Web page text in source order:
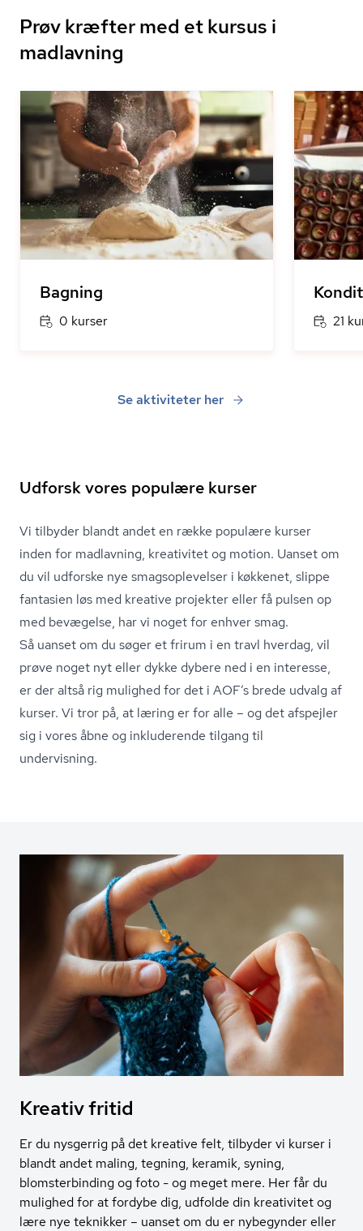
Prøv kræfter med et kursus i
madlavning
Bagning
0 kurser 21
Se aktiviteter her
Udforsk vores populære kurser
Vi tilbyder blandt andet en række populære kurser
inden for madlavning, kreativitet og motion. Uanset om
du vil udforske nye smags­op­le­vel­ser i køkkenet, slippe
fantasien løs med kreative projekter eller få pulsen op
med bevægelse, har vi noget for enhver smag.
Så uanset om du søger et frirum i en travl hverdag, vil
prøve noget nyt eller dykke dybere ned i en interesse,
er der altså rig mulighed for det i AOF’s brede udvalg af
kurser. Vi tror på, at læring er for alle – og det afspejler
sig i vores åbne og inkluderende tilgang til
undervisning.
Kreativ fritid
Er du nysgerrig på det kreative felt, tilbyder vi kurser i
blandt andet maling, tegning, keramik, syning,
blomsterbinding og foto - og meget mere. Her får du
mulighed for at fordybe dig, udfolde din kreativitet og
lære nye teknikker – uanset om du er nybegynder eller